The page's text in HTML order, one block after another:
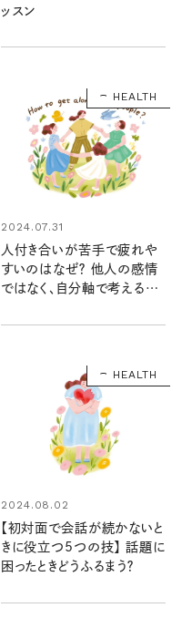
ッスン
HEALTH
2024.07.31
人付き合いが苦手で疲れや
すいのはなぜ？ 他人の感情
ではなく、自分軸で考える人
得とは？
HEALTH
2024.08.02
【初対面で会話が続かないと
きに役立つ5つの技】 話題に
困ったときどうふるまう？